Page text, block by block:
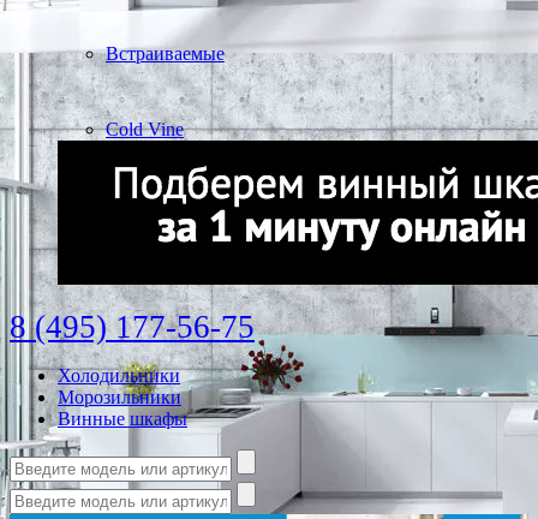
Встраиваемые
Cold Vine
8 (495) 177-56-75
Холодильники
Морозильники
Винные шкафы